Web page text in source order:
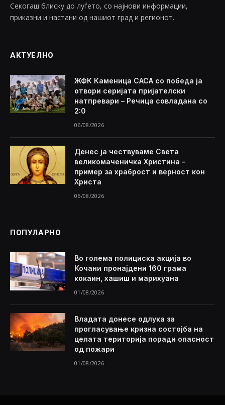
Секогаш блиску до луѓето, со најнови информации,
приказни и настани од нашиот град и регионот.
АКТУЕЛНО
ЖФК Каменица САСА со победа ја
отвори серијата пријателски
натпревари – Речица совладана со
2:0
06/08/2026
Денес ја чествуваме Света
великомаченичка Христина –
пример за храброст и верност кон
Христа
06/08/2026
ПОПУЛАРНО
Во голема полициска акција во
Кочани пронајдени 160 грама
кокаин, хашиш и марихуана
01/08/2026
Владата донесе одлука за
прогласување кризна состојба на
целата територија поради опасност
од пожари
01/08/2026